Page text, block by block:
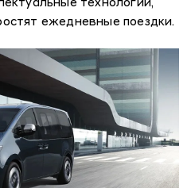
технологии,
ежедневные поездки.